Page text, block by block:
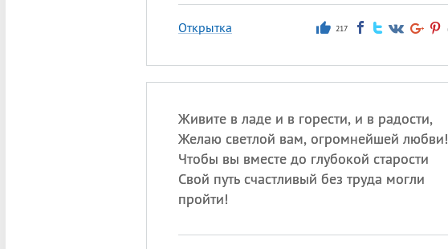
Открытка 217
Живите в ладе и в горести, и в радости,
Желаю светлой вам, огромнейшей любви!
Чтобы вы вместе до глубокой старости
Свой путь счастливый без труда могли
пройти!